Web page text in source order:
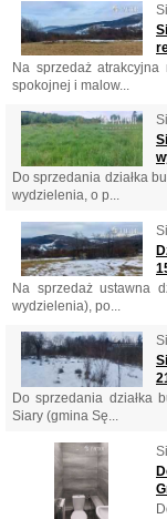
Na sprzedaż
spokojnej i malow...
Do sprzedania działka
wydzielenia, o p...
Na sprzedaż ustawna
wydzielenia), po...
Do sprzedania działka
Siary (gmina Sę...